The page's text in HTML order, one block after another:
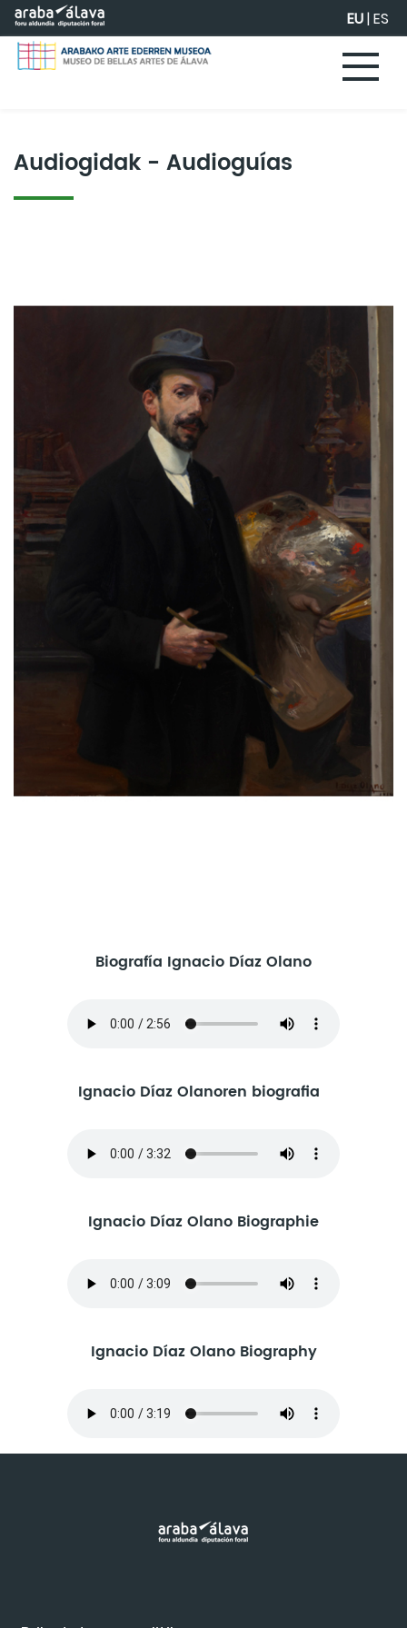
Eduki nagusira joan EU|ES
Audiogidak - Audioguías
Biografía Ignacio Díaz Olano
Ignacio Díaz Olanoren biografia
Ignacio Díaz Olano Biographie
Ignacio Díaz Olano Biography